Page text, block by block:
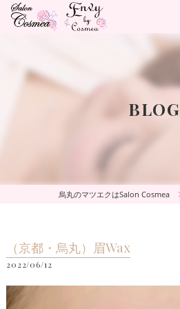
BLOG
烏丸のマツエクはSalon Cosmea
（京都・烏丸）眉Wax
2022/06/12